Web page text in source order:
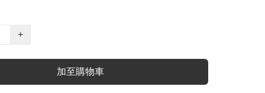
+
加至購物車